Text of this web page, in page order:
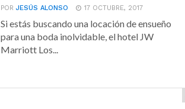
PORJESÚS ALONSO 17 OCTUBRE, 2017
Si estás buscando una locación de ensueño
para una boda inolvidable, el hotel JW
Marriott Los...